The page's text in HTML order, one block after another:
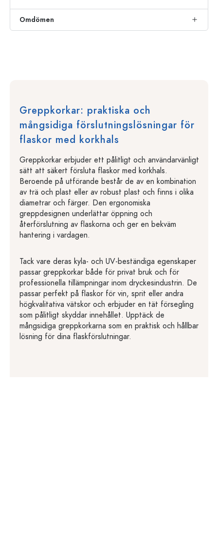
Omdömen
Greppkorkar: praktiska och
mångsidiga förslutningslösningar för
flaskor med korkhals
Greppkorkar erbjuder ett pålitligt och användarvänligt
sätt att säkert försluta flaskor med korkhals.
Beroende på utförande består de av en kombination
av trä och plast eller av robust plast och finns i olika
diametrar och färger. Den ergonomiska
greppdesignen underlättar öppning och
återförslutning av flaskorna och ger en bekväm
hantering i vardagen.
Tack vare deras kyla- och UV-beständiga egenskaper
passar greppkorkar både för privat bruk och för
professionella tillämpningar inom dryckesindustrin. De
passar perfekt på flaskor för vin, sprit eller andra
högkvalitativa vätskor och erbjuder en tät försegling
som pålitligt skyddar innehållet. Upptäck de
mångsidiga greppkorkarna som en praktisk och hållbar
lösning för dina flaskförslutningar.